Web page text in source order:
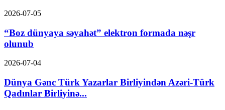
2026-07-05
“Boz dünyaya səyahət” elektron formada nəşr
olunub
2026-07-04
Dünya Gənc Türk Yazarlar Birliyindən Azəri-Türk
Qadınlar Birliyinə...